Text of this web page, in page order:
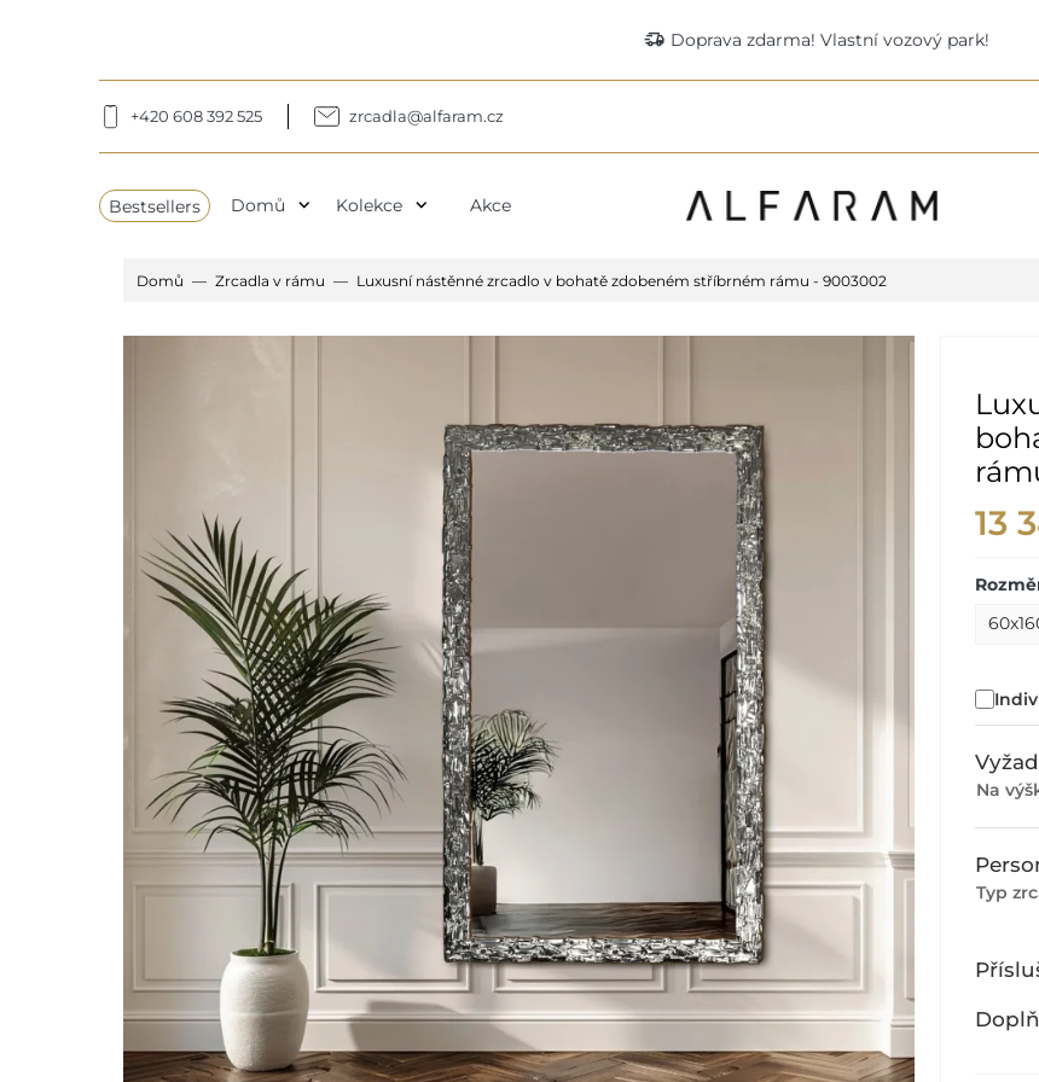
delivery_truck_speed Doprava zdarma! Vlastní vozový park!
+420 608 392 525 zrcadla@alfaram.cz
Bestsellers Domů expand_more Kolekce expand_more Akce
Domů Zrcadla v rámu Luxusní nástěnné zrcadlo v bohatě zdobeném stříbrném rámu - 9003002
13
Na
Typ